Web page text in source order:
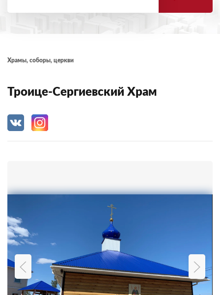
Храмы, соборы, церкви
Троице-Сергиевский Храм